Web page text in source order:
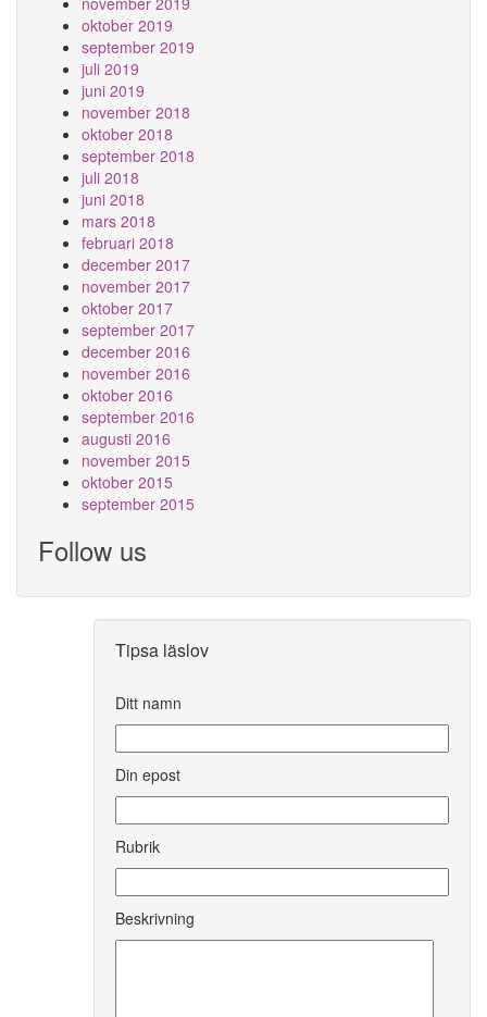
oktober 2019
september 2019
juli 2019
juni 2019
november 2018
oktober 2018
september 2018
juli 2018
juni 2018
mars 2018
februari 2018
december 2017
november 2017
oktober 2017
september 2017
december 2016
november 2016
oktober 2016
september 2016
augusti 2016
november 2015
oktober 2015
september 2015
Follow us
Tipsa läslov
Ditt namn
Din epost
Rubrik
Beskrivning